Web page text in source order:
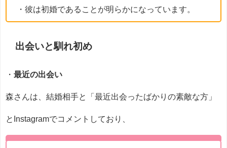
・彼は初婚であることが明らかになっています。
出会いと馴れ初め
・ 最近の出会い
森さんは、結婚相手と「最近出会ったばかりの素敵な方」
とInstagramでコメントしており、